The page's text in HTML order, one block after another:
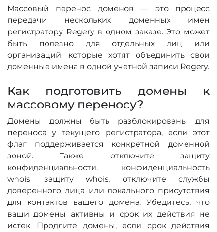
Массовый перенос доменов — это процесс
передачи нескольких доменных имен
регистратору Regery в одном заказе. Это может
быть полезно для отдельных лиц или
организаций, которые хотят объединить свои
доменные имена в одной учетной записи Regery.
Как подготовить домены к
массовому переносу?
Домены должны быть разблокированы для
переноса у текущего регистратора, если этот
флаг поддерживается конкретной доменной
зоной. Также отключите защиту
конфиденциальности, конфиденциальность
whois, защиту whois, отключите службы
доверенного лица или локального присутствия
для контактов вашего домена. Убедитесь, что
ваши домены активны и срок их действия не
истек. Продлите домены, если срок действия